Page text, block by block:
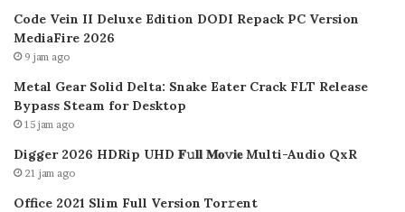
Code Vein II Deluxe Edition DODI Repack PC Version
MediaFire 2026
9 jam ago
Metal Gear Solid Delta: Snake Eater Crack FLT Release
Bypass Steam for Desktop
15 jam ago
Digger 2026 HDRip UHD 𝐅𝚞𝐥𝐥 𝐌𝐨𝚟𝐢𝐞 Multi-Audio QxR
21 jam ago
Office 2021 Slim Full Version Tor𝚛ent